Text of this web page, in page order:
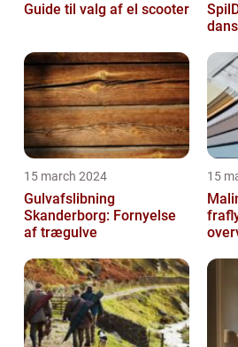
Guide til valg af el scooter
15 march 2024
Gulvafslibning
Skanderborg: Fornyelse
af trægulve
15